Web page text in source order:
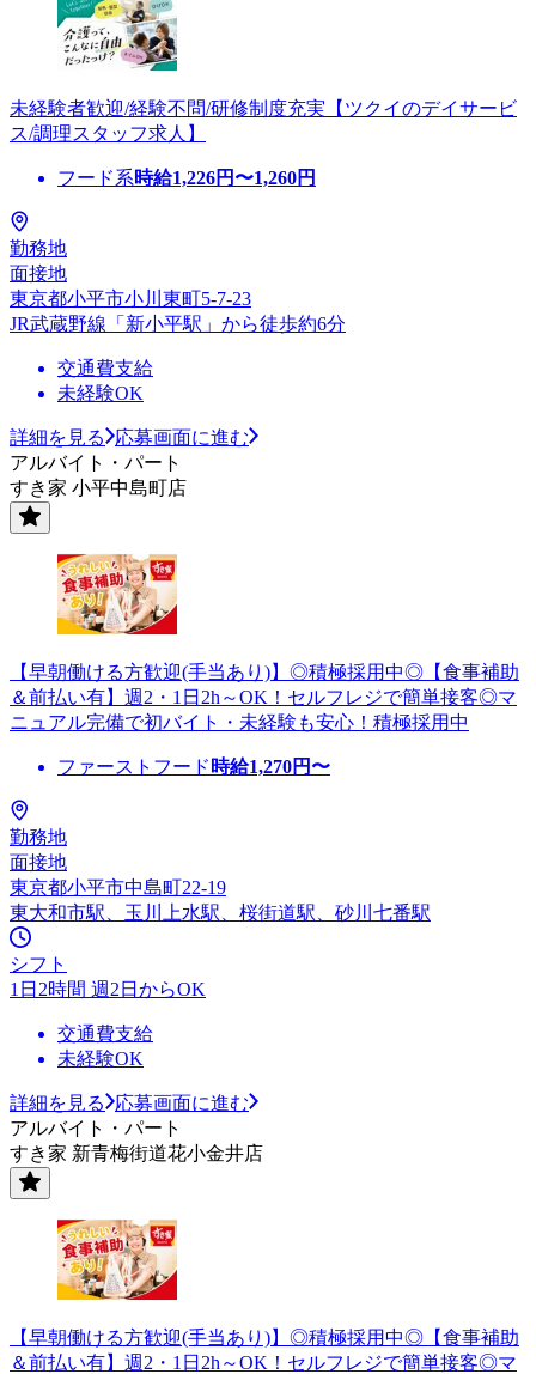
未経験者歓迎/経験不問/研修制度充実【ツクイのデイサービ
ス/調理スタッフ求人】
フード系時給1,226円〜1,260円
勤務地
面接地
東京都小平市小川東町5-7-23
JR武蔵野線「新小平駅」から徒歩約6分
交通費支給
未経験OK
詳細を見る
応募画面に進む
アルバイト・パート
すき家 小平中島町店
【早朝働ける方歓迎(手当あり)】◎積極採用中◎【食事補助
＆前払い有】週2・1日2h～OK！セルフレジで簡単接客◎マ
ニュアル完備で初バイト・未経験も安心！積極採用中
ファーストフード 時給1,270円〜
勤務地
面接地
東京都小平市中島町22-19
東大和市駅、玉川上水駅、桜街道駅、砂川七番駅
シフト
1日2時間 週2日からOK
交通費支給
未経験OK
詳細を見る
応募画面に進む
アルバイト・パート
すき家 新青梅街道花小金井店
【早朝働ける方歓迎(手当あり)】◎積極採用中◎【食事補助
＆前払い有】週2・1日2h～OK！セルフレジで簡単接客◎マ